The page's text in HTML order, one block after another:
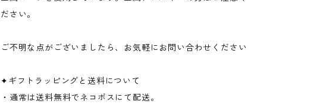
ださい。
ご不明な点がございましたら、お気軽にお問い合わせください
✦ギフトラッピングと送料について
・通常は送料無料でネコポスにて配送。